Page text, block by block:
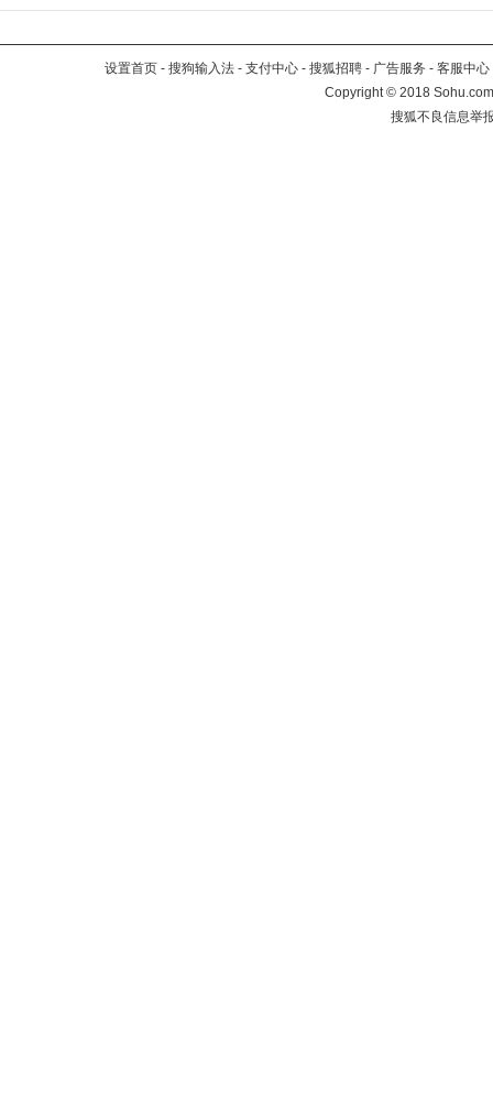
设置首页 - 搜狗输入法 - 支付中心 - 搜狐招聘 - 广告服务 - 客服中心
Copyright©2018
搜狐不良信息举